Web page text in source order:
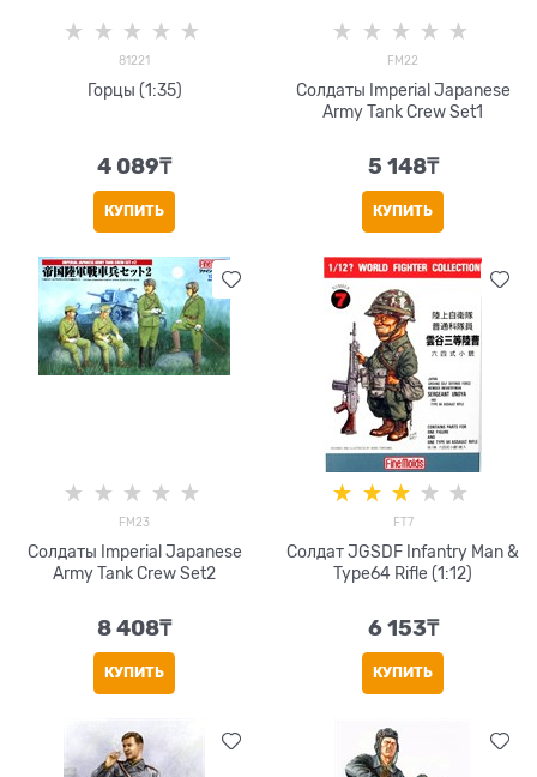
81221
Горцы (1:35)
4 089₸
КУПИТЬ
FM22
Солдаты Imperial Japanese
Army Tank Crew Set1
5 148₸
КУПИТЬ
FM23
Солдаты Imperial Japanese
Army Tank Crew Set2
8 408₸
КУПИТЬ
FT7
Солдат JGSDF Infantry Man &
Type64 Rifle (1:12)
6 153₸
КУПИТЬ